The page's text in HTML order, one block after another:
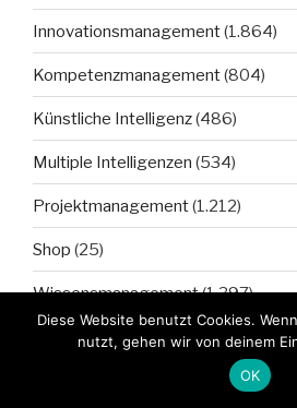
Innovationsmanagement(1.864)
Kompetenzmanagement(804)
Künstliche Intelligenz(486)
Multiple Intelligenzen (534)
Projektmanagement(1.212)
Shop (25)
Wissensmanagement(1.397)
Diese Website benutzt Cookies.
nutzt, gehen wir von deinem
OK